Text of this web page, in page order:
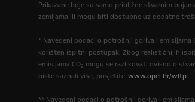
Prikazane boje su samo približne stvarnim
zemljama ili mogu biti dostupne uz dodatne
* Navedeni podaci o potrošnji goriva i emisijama
korišten ispitni postupak. Zbog realističnijih
emisijama CO2 mogu se razlikovati ovisno o
biste saznali više, posjetite www.opel.hr/wltp .
** Navedeni podaci o potrošnji goriva i emisijama